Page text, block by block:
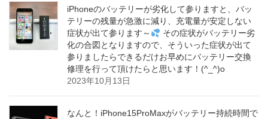
iPhoneのバッテリーが劣化して参りますと、バッ
テリーの残量が急激に減り、充電量が安定しない
症状が出て参ります～
その症状がバッテリー劣
化の合図となりますので、そういった症状が出て
参りましたらできるだけお早めにバッテリー交換
修理を行って頂けたらと思います！(^_^)o
2023年10月13日
なんと！iPhone15ProMaxがバッテリー持続時間で